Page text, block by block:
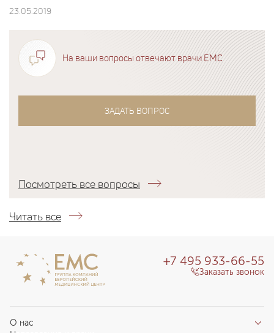
23.05.2019
На ваши вопросы отвечают врачи EMC
ЗАДАТЬ ВОПРОС
Посмотреть все вопросы
Читать все
О нас
+7 495 933-66-55
Заказать звонок